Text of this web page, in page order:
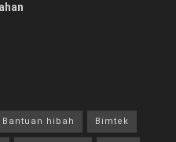
Bantuan hibah Bimtek